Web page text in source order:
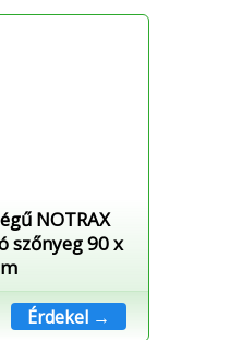
NOTRAX
szőnyeg 90 x
Érdekel →